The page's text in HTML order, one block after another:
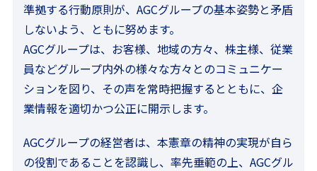
準拠する行動原則が、AGCグループの基本姿勢と矛盾
しないよう、ともに努めます。
AGCグループは、お客様、地域の方々、株主様、従業
員などグループ内外の様々な方々とのコミュニケー
ションを図り、その声を常時把握するとともに、企
業情報を適切かつ公正に開示します。
AGCグループの経営者は、本憲章の精神の実現が自ら
の役割であることを認識し、率先垂範の上、AGCグル